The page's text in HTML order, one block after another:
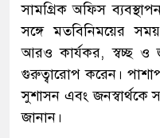
সামগ্রিক অফিস
সঙ্গে মতবিনিময়ের
আরও কার্যকর, স্বচ্ছ ও
গুরুত্বারোপ করেন।
সুশাসন এবং জনস্বার্থকে
জানান।